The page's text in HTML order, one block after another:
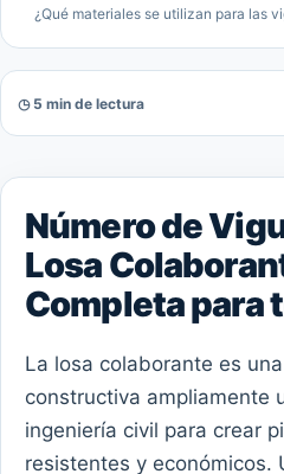
¿Qué materiales se utilizan para las
◷ 5 min de lectura
Número de
Losa
Completa para
La losa colaborante es
constructiva ampliamente
ingeniería civil para crear
resistentes y económicos.